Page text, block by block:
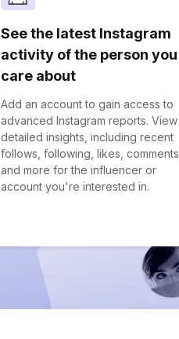
See the latest Instagram
activity of the person you
care about
Add an account to gain access to
advanced Instagram reports. View
detailed insights, including recent
follows, following, likes, comments,
and more for the influencer or
account you're interested in.